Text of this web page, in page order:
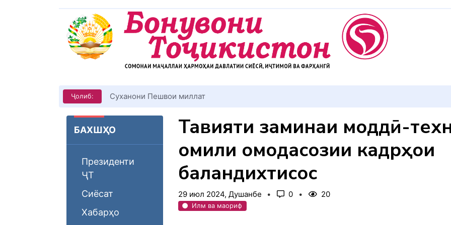
Ҷолиб: КИТОБХОНИРО ДАР ХУД ТАШАККУЛ ДИҲЕМ
БАХШҲО
Президенти
ҶТ
Сиёсат
Хабарҳо
Тақвияти заминаи моддӣ-
омили омодасозии кадрҳои
баландихтисос
29 июл 2024, Душанбе 0 20
Илм ва маориф